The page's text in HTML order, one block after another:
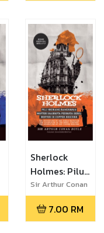
Identiti -
Edisi Bahasa
Melayu
Sherlock
Holmes: Pilu
Seorang
Bangsawan,
Misteri
Sir Arthur Conan
Doyle
7.00 RM